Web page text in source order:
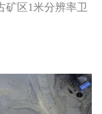
矿区1米分辨率卫